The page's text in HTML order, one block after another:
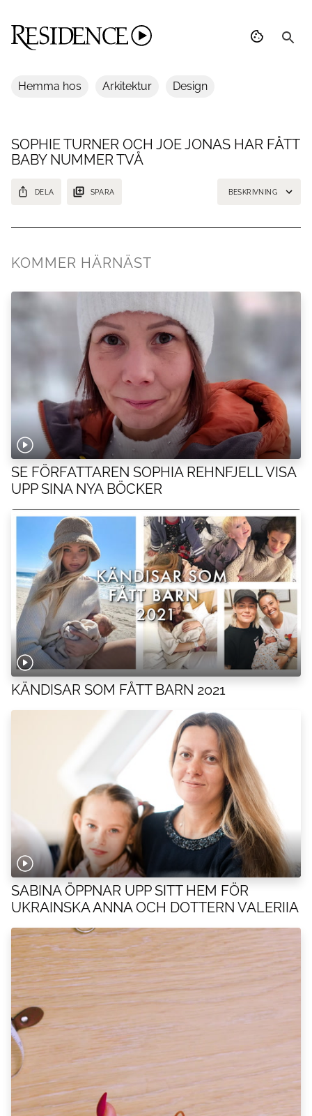
Hemma hos Arkitektur Design
SOPHIE TURNER OCH JOE JONAS HAR FÅTT
BABY NUMMER TVÅ
DELA SPARA BESKRIVNING
KOMMER HÄRNÄST
SE FÖRFATTAREN SOPHIA REHNFJELL VISA
UPP SINA NYA BÖCKER
KÄNDISAR SOM FÅTT BARN 2021
SABINA ÖPPNAR UPP SITT HEM FÖR
UKRAINSKA ANNA OCH DOTTERN VALERIIA